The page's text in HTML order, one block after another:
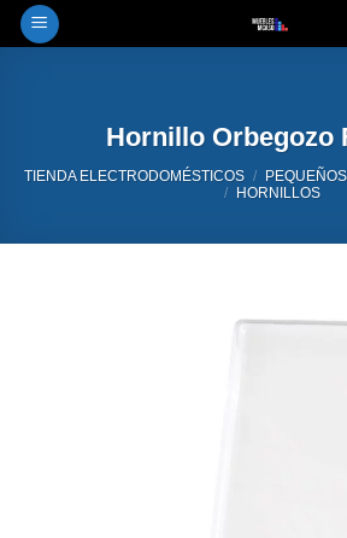
Saltar
al
Hornillo Orbegozo
TIENDA ELECTRODOMÉSTICOS /
/
HORNILLOS